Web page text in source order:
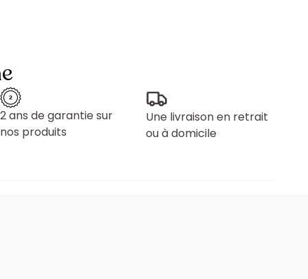
2 ans de garantie sur
nos produits
Une livraison en retrait
ou à domicile